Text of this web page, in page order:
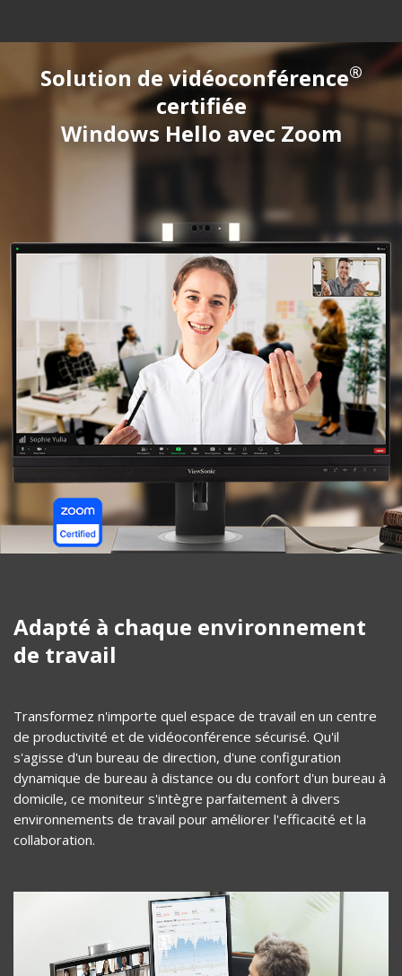
Solution de vidéoconférence®
certifiée
Windows Hello avec Zoom
Adapté à chaque environnement
de travail
Transformez n'importe quel espace de travail en un centre
de productivité et de vidéoconférence sécurisé. Qu'il
s'agisse d'un bureau de direction, d'une configuration
dynamique de bureau à distance ou du confort d'un bureau à
domicile, ce moniteur s'intègre parfaitement à divers
environnements de travail pour améliorer l'efficacité et la
collaboration.